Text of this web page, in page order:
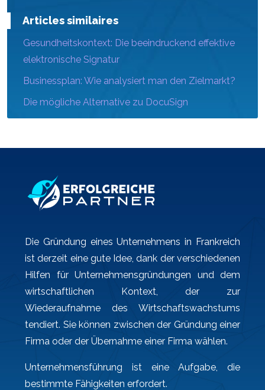
Articles similaires
Gesundheitskontext: Die beeindruckend effektive
elektronische Signatur
Businessplan: Wie analysiert man den Zielmarkt?
Die mögliche Alternative zu DocuSign
Die Gründung eines Unternehmens in Frankreich
ist derzeit eine gute Idee, dank der verschiedenen
Hilfen für Unternehmensgründungen und dem
wirtschaftlichen Kontext, der zur
Wiederaufnahme des Wirtschaftswachstums
tendiert. Sie können zwischen der Gründung einer
Firma oder der Übernahme einer Firma wählen.
Unternehmensführung ist eine Aufgabe, die
bestimmte Fähigkeiten erfordert.